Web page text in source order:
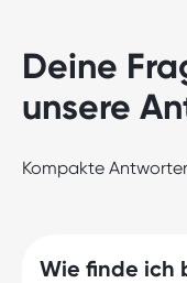
Deine
unsere
Kompakte
Wie finde ich